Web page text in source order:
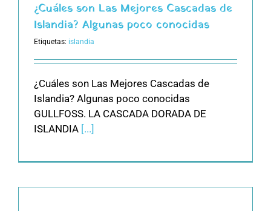
¿Cuáles son Las Mejores Cascadas de
Islandia? Algunas poco conocidas
Etiquetas: islandia
¿Cuáles son Las Mejores Cascadas de
Islandia? Algunas poco conocidas
GULLFOSS. LA CASCADA DORADA DE
ISLANDIA [...]